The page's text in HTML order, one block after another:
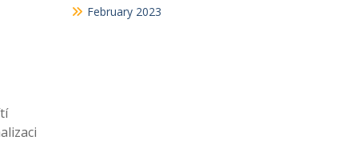
February 2023